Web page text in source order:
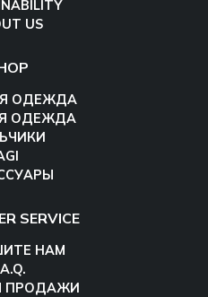
US
ОДЕЖДА
ОДЕЖДА
SERVICE
НАМ
ПРОДАЖИ